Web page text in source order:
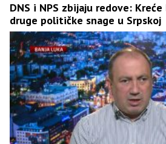
DNS i NPS zbijaju redove:
druge političke snage u Srpskoj